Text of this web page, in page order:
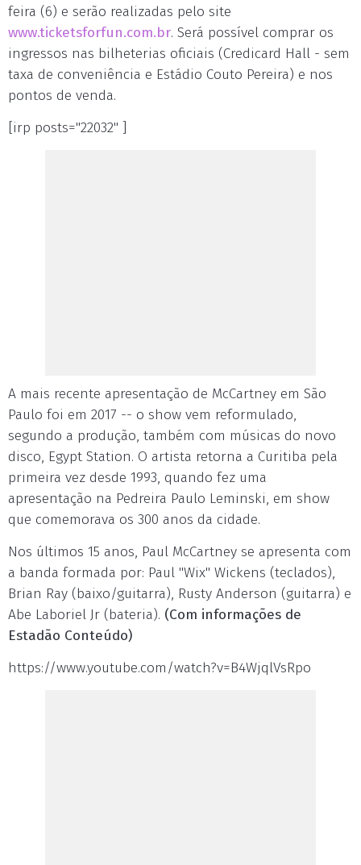
feira (6) e serão realizadas pelo site
www.ticketsforfun.com.br. Será possível comprar os
ingressos nas bilheterias oficiais (Credicard Hall - sem
taxa de conveniência e Estádio Couto Pereira) e nos
pontos de venda.
[irp posts="22032" ]
A mais recente apresentação de McCartney em São
Paulo foi em 2017 -- o show vem reformulado,
segundo a produção, também com músicas do novo
disco, Egypt Station. O artista retorna a Curitiba pela
primeira vez desde 1993, quando fez uma
apresentação na Pedreira Paulo Leminski, em show
que comemorava os 300 anos da cidade.
Nos últimos 15 anos, Paul McCartney se apresenta com
a banda formada por: Paul "Wix" Wickens (teclados),
Brian Ray (baixo/guitarra), Rusty Anderson (guitarra) e
Abe Laboriel Jr (bateria). (Com informações de
Estadão Conteúdo)
https://www.youtube.com/watch?v=B4WjqlVsRpo